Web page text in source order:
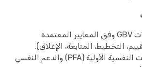
تنفيذ إدارة حالات GBV وفق المعايير المعتمدة
التخطيط، المتابعة، الإغلاق).
تقديم الإسعافات النفسية الأولية (PFA) والدعم النفسي